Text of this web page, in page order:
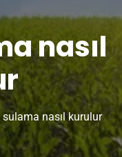
nasıl
nasıl kurulur